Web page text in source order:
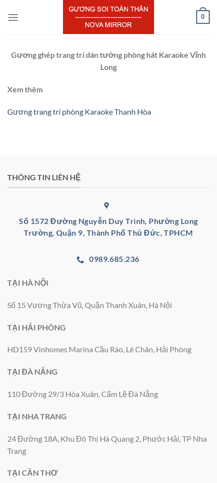
đến
0
Gương ghép trang trí dán tường phòng hát Karaoke Vĩnh
Long
Xem thêm
Gương trang trí phòng Karaoke Thanh Hòa
THÔNG TIN LIÊN HỆ
Số 1572 Đường Nguyễn Duy Trinh, Phường Long
Trường, Quận 9, Thành Phố Thủ Đức, TPHCM
0989.685.236
TẠI HÀ NỘI
Số 15 Vương Thừa Vũ, Quận Thanh Xuân, Hà Nội
TẠI HẢI PHÒNG
HD159 Vinhomes Marina Cầu Rào, Lê Chân, Hải Phòng
TẠI ĐÀ NẴNG
110 Đường 29/3 Hòa Xuân, Cẩm Lệ Đà Nẵng
TẠI NHA TRANG
24 Đường 18A, Khu Đô Thị Hà Quang 2, Phước Hải, TP Nha
Trang
TẠI CẦN THƠ